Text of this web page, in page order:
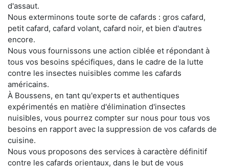
d'assaut.
Nous exterminons toute sorte de cafards : gros cafard,
petit cafard, cafard volant, cafard noir, et bien d'autres
encore.
Nous vous fournissons une action ciblée et répondant à
tous vos besoins spécifiques, dans le cadre de la lutte
contre les insectes nuisibles comme les cafards
américains.
À Boussens, en tant qu'experts et authentiques
expérimentés en matière d'élimination d'insectes
nuisibles, vous pourrez compter sur nous pour tous vos
besoins en rapport avec la suppression de vos cafards de
cuisine.
Nous vous proposons des services à caractère définitif
contre les cafards orientaux, dans le but de vous